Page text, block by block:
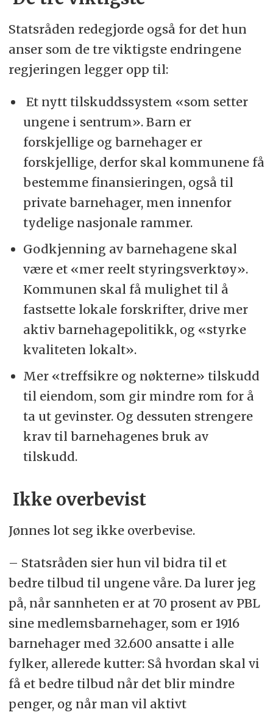
Statsråden redegjorde også for det hun
anser som de tre viktigste endringene
regjeringen legger opp til:
Et nytt tilskuddssystem «som setter
ungene i sentrum». Barn er
forskjellige og barnehager er
forskjellige, derfor skal kommunene få
bestemme finansieringen, også til
private barnehager, men innenfor
tydelige nasjonale rammer.
Godkjenning av barnehagene skal
være et «mer reelt styringsverktøy».
Kommunen skal få mulighet til å
fastsette lokale forskrifter, drive mer
aktiv barnehagepolitikk, og «styrke
kvaliteten lokalt».
Mer «treffsikre og nøkterne» tilskudd
til eiendom, som gir mindre rom for å
ta ut gevinster. Og dessuten strengere
krav til barnehagenes bruk av
tilskudd.
Ikke overbevist
Jønnes lot seg ikke overbevise.
– Statsråden sier hun vil bidra til et
bedre tilbud til ungene våre. Da lurer jeg
på, når sannheten er at 70 prosent av PBL
sine medlemsbarnehager, som er 1916
barnehager med 32.600 ansatte i alle
fylker, allerede kutter: Så hvordan skal vi
få et bedre tilbud når det blir mindre
penger, og når man vil aktivt